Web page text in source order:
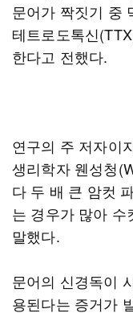
문어가 짝짓기 중
테트로도톡신
한다고 전했다.
연구의 주 저자이
생리학자 웬성청
다 두 배 큰 암컷
는 경우가 많아 수
말했다.
문어의 신경독이
용된다는 증거가